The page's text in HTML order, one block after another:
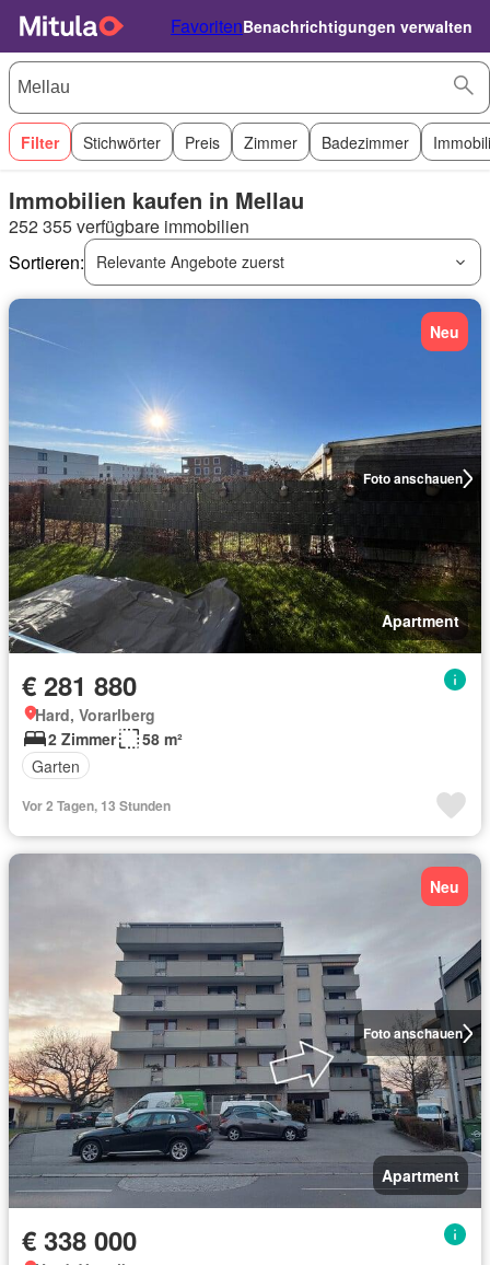
FavoritenBenachrichtigungen verwalten
Filter Stichwörter Preis Zimmer Badezimmer
Immobilien kaufen in Mellau
252 355 verfügbare immobilien
Sortieren:
Relevante Angebote zuerst
Foto anschauen
Neu
Apartment
€ 281 880
Hard, Vorarlberg
2 Zimmer
58 m²
Garten
Vor 2 Tagen, 13 Stunden
Foto anschauen
Neu
Apartment
€ 338 000